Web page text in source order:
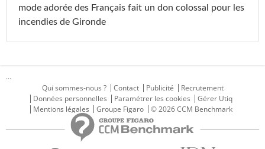
mode adorée des Français fait un don colossal pour les
incendies de Gironde
...
Qui sommes-nous ?
Contact Publicité
Recrutement
Données personnelles
Paramétrer les cookies
Gérer Utiq
Mentions légales
Groupe Figaro © 2026 CCM Benchmark